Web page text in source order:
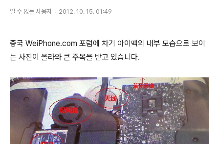
알 수 없는 사용자 2012. 10. 15. 01:49
중국 WeiPhone.com 포럼에 차기 아이맥의 내부 모습으로 보이
는 사진이 올라와 큰 주목을 받고 있습니다.